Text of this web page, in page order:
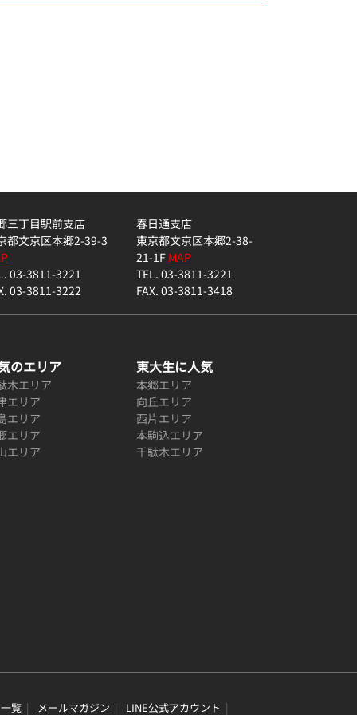
三丁目駅前支店
都文京区本郷2-39-3
03-3811-3221
03-3811-3222
春日通支店
東京都文京区本郷2-38-
21-1FMAP
TEL. 03-3811-3221
FAX. 03-3811-3418
のエリア
木エリア
エリア
エリア
エリア
エリア
東大生に人気
本郷エリア
向丘エリア
西片エリア
本駒込エリア
千駄木エリア
覧 メールマガジン LINE公式アカウント